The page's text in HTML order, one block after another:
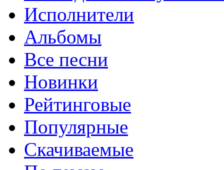
Исполнители
Альбомы
Все песни
Новинки
Рейтинговые
Популярные
Скачиваемые